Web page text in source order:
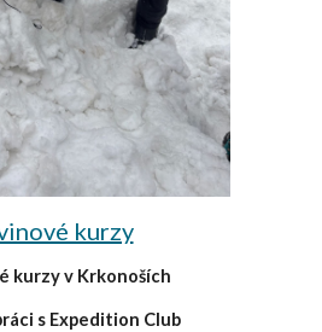
kurzy
kurzy v Krkonoších
s Expedition Club